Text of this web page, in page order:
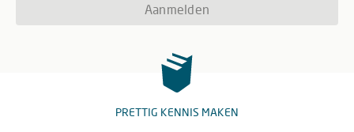
Aanmelden
PRETTIG KENNIS MAKEN